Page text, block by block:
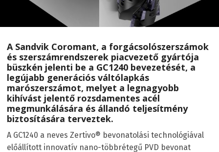
A Sandvik Coromant, a forgácsolószerszámok
és szerszámrendszerek piacvezető gyártója
büszkén jelenti be a GC1240 bevezetését, a
legújabb generációs váltólapkás
marószerszámot, melyet a legnagyobb
kihívást jelentő rozsdamentes acél
megmunkálására és állandó teljesítmény
biztosítására terveztek.
A GC1240 a neves Zertivo® bevonatolási technológiával
előállított innovatív nano-többrétegű PVD bevonat